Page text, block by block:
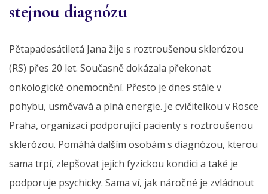
stejnou diagnózu
Pětapadesátiletá Jana žije s roztroušenou sklerózou
(RS) přes 20 let. Současně dokázala překonat
onkologické onemocnění. Přesto je dnes stále v
pohybu, usměvavá a plná energie. Je cvičitelkou v Rosce
Praha, organizaci podporující pacienty s roztroušenou
sklerózou. Pomáhá dalším osobám s diagnózou, kterou
sama trpí, zlepšovat jejich fyzickou kondici a také je
podporuje psychicky. Sama ví, jak náročné je zvládnout